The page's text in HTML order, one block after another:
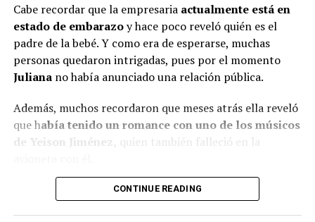
De hecho, varios la notaron diferente y cuestionaron al
respecto.
“¿Qué le pasó en la cara?”, “Se ve súper inyectada,
perfilamiento?”, “Se dañó el rostro”, comentaron.
Finalmente, otro grupo de personas señaló que veían
debido al tiempo que ha pasado.
(Recuerda dar clic en la imagen)
Cabe recordar que la empresariaactualmente está en
estado de embarazoy hace poco reveló quién es el
padre de la bebé. Y como era de esperarse, muchas
personas quedaron intrigadas, pues por el momento
Julianano había anunciado una relación pública.
Además, muchos recordaron que meses atrás ella reveló
que había tenido un romance con uno de los músicos
de Yeison Jiménez, quien también falleció en la
Lee también: ¿Escro estaría “utilizando” a Aida
Victoria? Yina Calderón opinó al respecto y causó
CONTINUE READING